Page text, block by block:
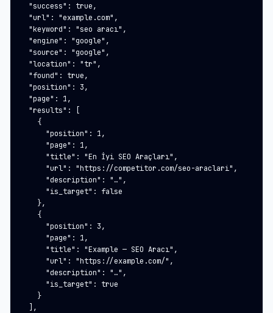
  "success": true,
  "url": "example.com",
  "keyword": "seo aracı",
  "engine": "google",
  "source": "google",
  "location": "tr",
  "found": true,
  "position": 3,
  "page": 1,
  "results": [
    {
      "position": 1,
      "page": 1,
      "title": "En İyi SEO Araçları",
      "url": "https://competitor.com/seo-araclari",
      "description": "…",
      "is_target": false
    },
    {
      "position": 3,
      "page": 1,
      "title": "Example — SEO Aracı",
      "url": "https://example.com/",
      "description": "…",
      "is_target": true
    }
  ],